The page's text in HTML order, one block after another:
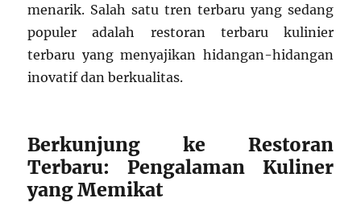
menarik. Salah satu tren terbaru yang sedang
populer adalah restoran terbaru kulinier
terbaru yang menyajikan hidangan-hidangan
inovatif dan berkualitas.
Berkunjung ke Restoran
Terbaru: Pengalaman Kuliner
yang Memikat